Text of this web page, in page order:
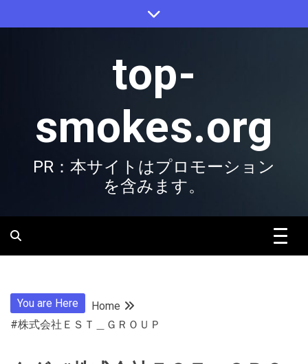
to
top-
smokes.org
PR：本サイトはプロモーション
を含みます。
You are Here
Home
#株式会社ＥＳＴ＿ＧＲＯＵＰ